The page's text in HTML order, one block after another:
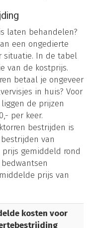
laten behandelen?
een ongedierte
situatie. In de tabel
van de kostprijs.
betaal je ongeveer
in huis? Voor
de prijzen
per keer.
bestrijden is
van
gemiddeld rond
prijs van
kosten voor